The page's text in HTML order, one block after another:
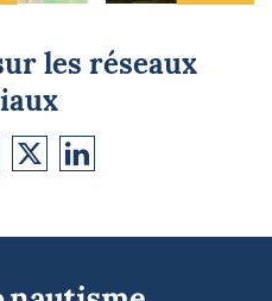
les réseaux